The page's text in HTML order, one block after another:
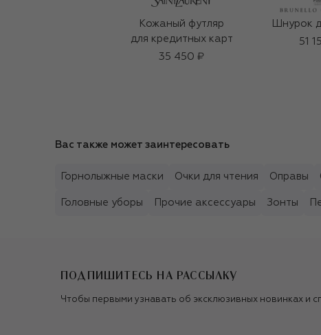
Кожаный футляр
для кредитных карт
35 450 ₽
Шнурок
51
Вас также может заинтересовать
Горнолыжные маски Очки для чтения Оправы
Головные уборы Прочие аксессуары Зонты
ПОДПИШИТЕСЬ НА РАССЫЛКУ
Чтобы первыми узнавать об эксклюзивных новинках и